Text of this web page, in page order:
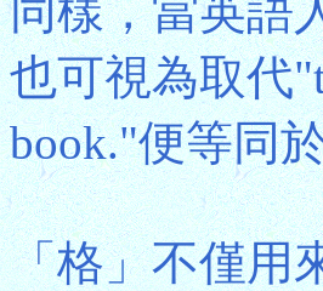
同樣，當英語
也可視為取代
book."便等同
「格」不僅用